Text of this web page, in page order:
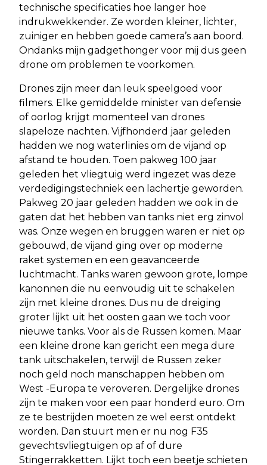
technische specificaties hoe langer hoe
indrukwekkender. Ze worden kleiner, lichter,
zuiniger en hebben goede camera’s aan boord.
Ondanks mijn gadgethonger voor mij dus geen
drone om problemen te voorkomen.
Drones zijn meer dan leuk speelgoed voor
filmers. Elke gemiddelde minister van defensie
of oorlog krijgt momenteel van drones
slapeloze nachten. Vijfhonderd jaar geleden
hadden we nog waterlinies om de vijand op
afstand te houden. Toen pakweg 100 jaar
geleden het vliegtuig werd ingezet was deze
verdedigingstechniek een lachertje geworden.
Pakweg 20 jaar geleden hadden we ook in de
gaten dat het hebben van tanks niet erg zinvol
was. Onze wegen en bruggen waren er niet op
gebouwd, de vijand ging over op moderne
raket systemen en een geavanceerde
luchtmacht. Tanks waren gewoon grote, lompe
kanonnen die nu eenvoudig uit te schakelen
zijn met kleine drones. Dus nu de dreiging
groter lijkt uit het oosten gaan we toch voor
nieuwe tanks. Voor als de Russen komen. Maar
een kleine drone kan gericht een mega dure
tank uitschakelen, terwijl de Russen zeker
noch geld noch manschappen hebben om
West -Europa te veroveren. Dergelijke drones
zijn te maken voor een paar honderd euro. Om
ze te bestrijden moeten ze wel eerst ontdekt
worden. Dan stuurt men er nu nog F35
gevechtsvliegtuigen op af of dure
Stingerrakketten. Lijkt toch een beetje schieten